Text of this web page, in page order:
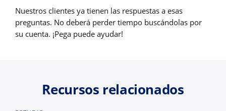
Nuestros clientes ya tienen las respuestas a esas
preguntas. No deberá perder tiempo buscándolas por
su cuenta. ¡Pega puede ayudar!
Recursos relacionados